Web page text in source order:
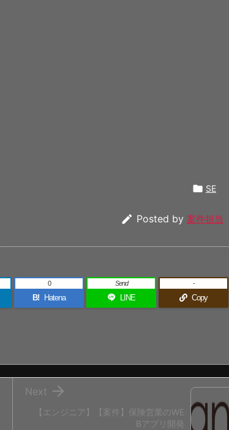
 SE
 Posted by 案件担当
B! Hatena
0
LINE
Send
Copy
-
【エンジニア】【案件】保険営業のWE
Bアプリ開発

Next